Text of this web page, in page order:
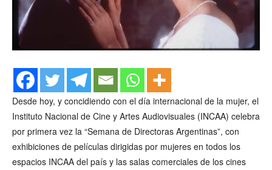
Desde hoy, y concidiendo con el día internacional de la mujer, el
Instituto Nacional de Cine y Artes Audiovisuales (INCAA) celebra
por primera vez la “Semana de Directoras Argentinas”, con
exhibiciones de películas dirigidas por mujeres en todos los
espacios INCAA del país y las salas comerciales de los cines